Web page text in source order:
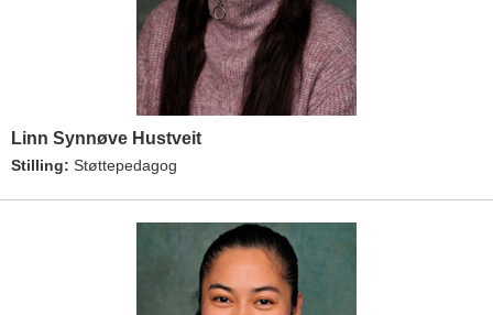
Linn Synnøve Hustveit
Stilling: Støttepedagog